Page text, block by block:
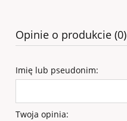
Opinie o produkcie (0)
Imię lub pseudonim:
Twoja opinia: